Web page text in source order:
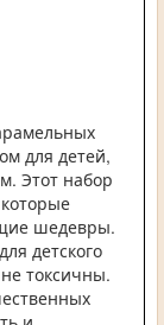
для детей,
Этот набор
шедевры.
детского
токсичны.